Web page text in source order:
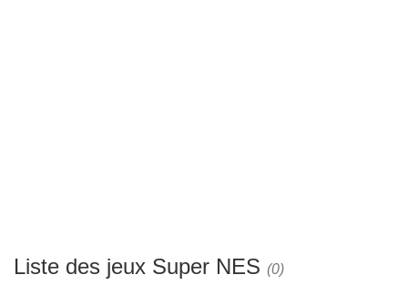
Liste des jeux Super NES (0)